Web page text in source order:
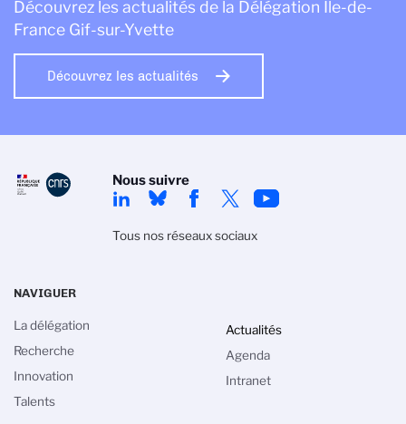
Découvrez les actualités de la Délégation Île-de-
France Gif-sur-Yvette
Découvrez les actualités
Nous suivre
Tous nos réseaux sociaux
NAVIGUER
La délégation
Recherche
Innovation
Talents
Actualités
Agenda
Intranet
des cookies
de gestion des cookies du CNRS est élaborée en